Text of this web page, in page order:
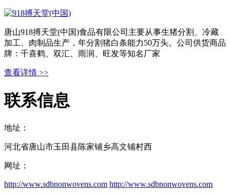
唐山918搏天堂(中国)食品有限公司主要从事生猪分割、冷藏
加工、肉制品生产，年分割猪白条能力50万头。公司供货商品
牌：千喜鹤、双汇、雨润、旺发等知名厂家
查看详情 >>
联系信息
地址：
河北省唐山市玉田县陈家铺乡高文铺村西
网址：
http://www.sdbnonwovens.com http://www.sdbnonwovens.com